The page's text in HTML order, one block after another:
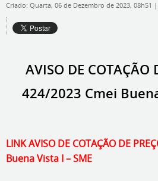
Criado: Quarta, 06 de Dezembro de 2023, 08h51 |
AVISO DE COTAÇÃO
424/2023 Cmei
LINK AVISO DE COTAÇÃO DE
Buena Vista I – SME